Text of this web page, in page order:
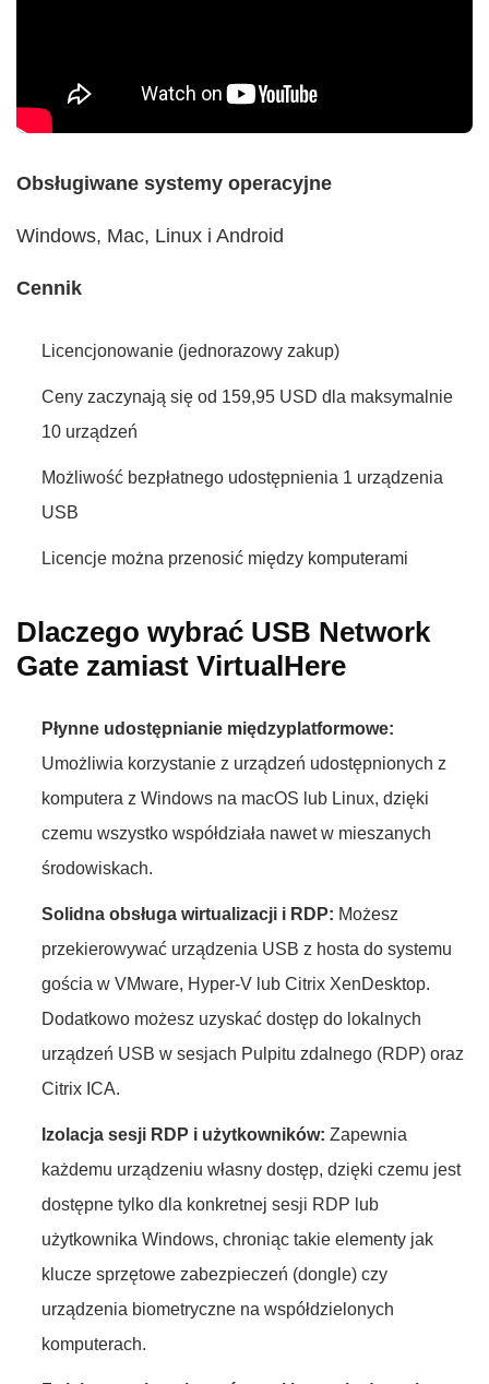
Obsługiwane systemy operacyjne
Windows, Mac, Linux i Android
Cennik
Licencjonowanie (jednorazowy zakup)
Ceny zaczynają się od 159,95 USD dla maksymalnie
10 urządzeń
Możliwość bezpłatnego udostępnienia 1 urządzenia
USB
Licencje można przenosić między komputerami
Dlaczego wybrać USB Network
Gate zamiast VirtualHere
Płynne udostępnianie międzyplatformowe:
Umożliwia korzystanie z urządzeń udostępnionych z
komputera z Windows na macOS lub Linux, dzięki
czemu wszystko współdziała nawet w mieszanych
środowiskach.
Solidna obsługa wirtualizacji i RDP: Możesz
przekierowywać urządzenia USB z hosta do systemu
gościa w VMware, Hyper-V lub Citrix XenDesktop.
Dodatkowo możesz uzyskać dostęp do lokalnych
urządzeń USB w sesjach Pulpitu zdalnego (RDP) oraz
Citrix ICA.
Izolacja sesji RDP i użytkowników: Zapewnia
każdemu urządzeniu własny dostęp, dzięki czemu jest
dostępne tylko dla konkretnej sesji RDP lub
użytkownika Windows, chroniąc takie elementy jak
klucze sprzętowe zabezpieczeń (dongle) czy
urządzenia biometryczne na współdzielonych
komputerach.